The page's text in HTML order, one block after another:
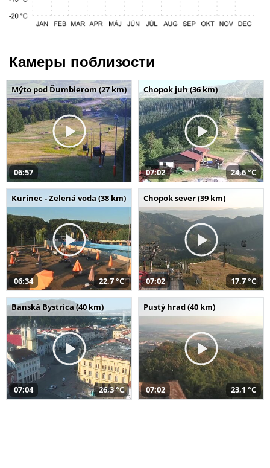
Камеры поблизости
Mýto pod Ďumbierom (27 km)
06:57
Chopok juh (36 km)
07:02 24,6 °C
Kurinec - Zelená voda (38 km)
06:34 22,7 °C
Chopok sever (39 km)
07:02 17,7 °C
Banská Bystrica (40 km)
07:04 26,3 °C
Pustý hrad (40 km)
07:02 23,1 °C